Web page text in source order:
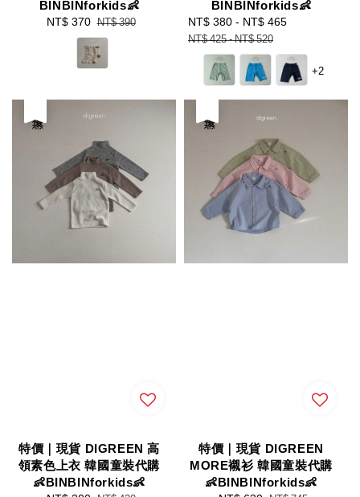
BINBINforkids👶
Sale
NT$ 370 Regular
price
NT$ 390
BINBINforkids👶
Sale
price
NT$ 380 - NT$ 465
NT$ 425-NT$ 520
+2
特價｜現貨 DIGREEN 高
領素色上衣 韓國童裝代購
👶BINBINforkids👶
特價｜現貨 DIGREEN
MORE襯衫 韓國童裝代購
👶BINBINforkids👶